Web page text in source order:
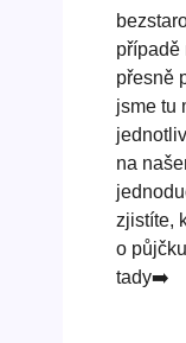
případě
přesně
jsme tu
na
zjistíte,
o
tady➡️